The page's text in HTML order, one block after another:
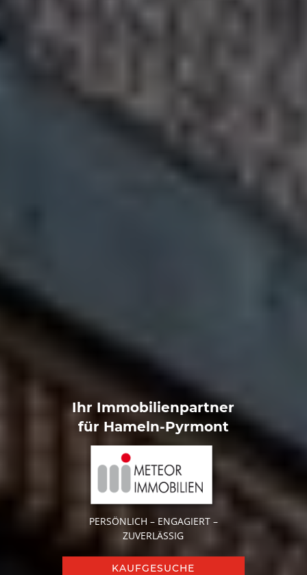
Ihr Immobilienpartner
für Hameln-Pyrmont
PERSÖNLICH – ENGAGIERT –
ZUVERLÄSSIG
KAUFGESUCHE